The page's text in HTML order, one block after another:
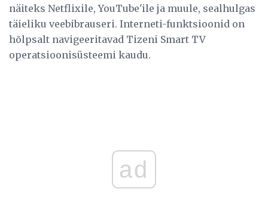
näiteks Netflixile, YouTube'ile ja muule, sealhulgas
täieliku veebibrauseri. Interneti-funktsioonid on
hõlpsalt navigeeritavad Tizeni Smart TV
operatsioonisüsteemi kaudu.
ad